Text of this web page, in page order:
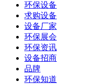
环保设备
求购设备
设备厂家
环保展会
环保资讯
设备招商
品牌
环保知道